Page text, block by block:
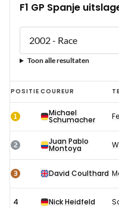
F1 GP Spanje
Toon alle resultaten
F1
GP
Spanje
uitslagen
Race
POSITIE COUREUR
1 Michael
Schumacher
2 Juan Pablo
Montoya
3 David Coulthard
4 Nick Heidfeld